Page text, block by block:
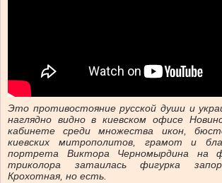
Это противостояние русской души и
наглядно видно в киевском офисе
кабинете среди множества икон,
киевских митрополитов, грамот и
портрета Виктора Черномырдина на
триколора затаилась фигурка
Крохотная, но есть.